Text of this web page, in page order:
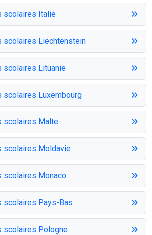
scolaires Italie
scolaires Liechtenstein
scolaires Lituanie
scolaires Luxembourg
scolaires Malte
scolaires Moldavie
scolaires Monaco
scolaires Pays-Bas
scolaires Pologne